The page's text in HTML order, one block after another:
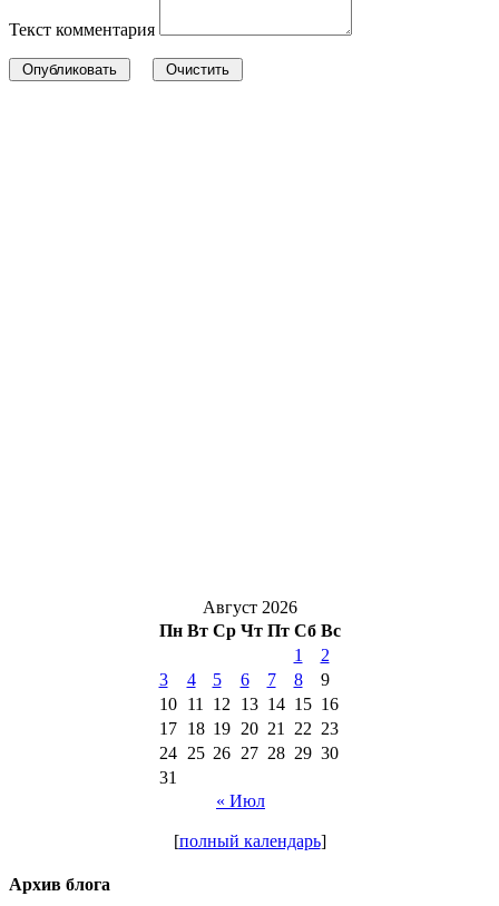
Текст комментария
Август 2026
Пн Вт Ср Чт Пт Сб Вс
1
2
3
4 5 6 7 8
9
10
11 12 13 14 15 16
17
18 19 20 21 22 23
24
25 26 27 28 29 30
31
« Июл
[полный календарь]
Архив блога